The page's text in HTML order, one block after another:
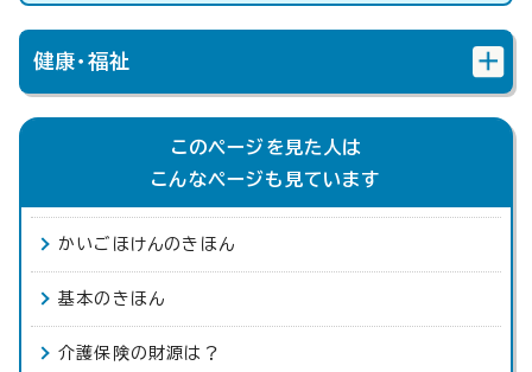
健康・福祉
このページを見た人は
こんなページも見ています
かいごほけんのきほん
基本のきほん
介護保険の財源は？